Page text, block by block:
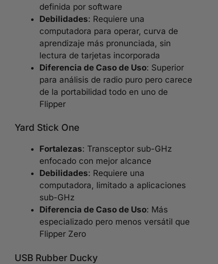
definida por software
Debilidades: Requiere una
computadora para operar, curva de
aprendizaje más pronunciada, sin
lectura de tarjetas incorporada
Diferencia de Caso de Uso: Superior
para análisis de radio puro pero carece
de la portabilidad todo en uno de
Flipper
Yard Stick One
Fortalezas: Transceptor sub-GHz
enfocado con mejor alcance
Debilidades: Requiere una
computadora, limitado a aplicaciones
sub-GHz
Diferencia de Caso de Uso: Más
especializado pero menos versátil que
Flipper Zero
USB Rubber Ducky